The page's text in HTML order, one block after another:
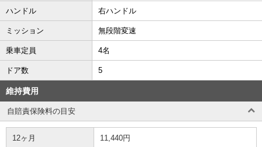
ハンドル 右ハンドル
ミッション 無段階変速
乗車定員 4名
ドア数 5
維持費用
自賠責保険料の目安
12ヶ月 11,440円